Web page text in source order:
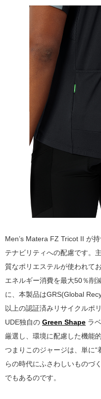
Men’s Matera FZ Tricot II が
テナビリティへの配慮です。
質なポリエステルが使われて
エネルギー消費を最大50％削
に、本製品はGRS(Global
以上の認証済みリサイクルポ
UDE独自の Green Shape ラ
厳選し、環境に配慮した機能
つまりこのジャージは、単に
らの時代にふさわしいものづ
でもあるのです。